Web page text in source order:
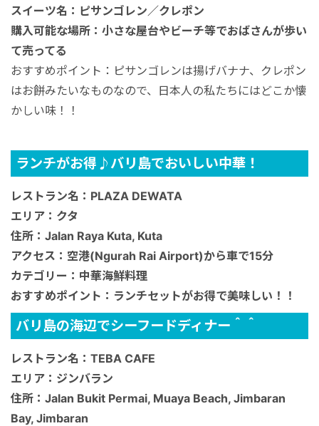
スイーツ名：ピサンゴレン／クレポン
購入可能な場所：小さな屋台やビーチ等でおばさんが歩い
て売ってる
おすすめポイント：ピサンゴレンは揚げバナナ、クレポン
はお餅みたいなものなので、日本人の私たちにはどこか懐
かしい味！！
ランチがお得♪バリ島でおいしい中華！
レストラン名：PLAZA DEWATA
エリア：クタ
住所：Jalan Raya Kuta, Kuta
アクセス：空港(Ngurah Rai Airport)から車で15分
カテゴリー：中華海鮮料理
おすすめポイント：ランチセットがお得で美味しい！！
バリ島の海辺でシーフードディナー＾＾
レストラン名：TEBA CAFE
エリア：ジンバラン
住所：Jalan Bukit Permai, Muaya Beach, Jimbaran
Bay, Jimbaran